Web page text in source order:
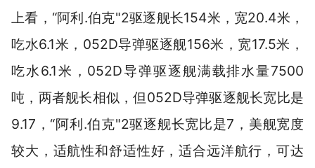
上看，“阿利.伯克"2驱逐舰长154米，宽20.4米，
吃水6.1米，052D导弹驱逐舰156米，宽17.5米，
吃水6.1米，052D导弹驱逐舰满载排水量7500
吨，两者舰长相似，但052D导弹驱逐舰长宽比是
9.17，“阿利.伯克"2驱逐舰长宽比是7，美舰宽度
较大，适航性和舒适性好，适合远洋航行，可达